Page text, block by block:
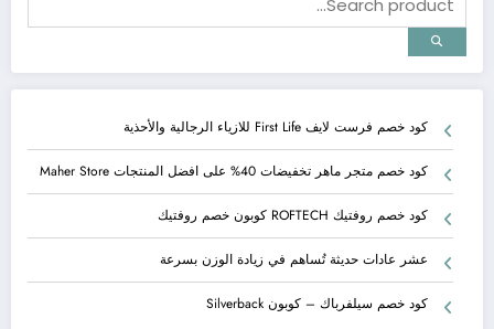
كود خصم فرست لايف First Life للازياء الرجالية والأحذية
كود خصم متجر ماهر تخفيضات 40% على افضل المنتجات Maher Store
كود خصم روفتيك ROFTECH كوبون خصم روفتيك
عشر عادات حديثة تُساهم في زيادة الوزن بسرعة
كود خصم سيلفرباك – كوبون Silverback